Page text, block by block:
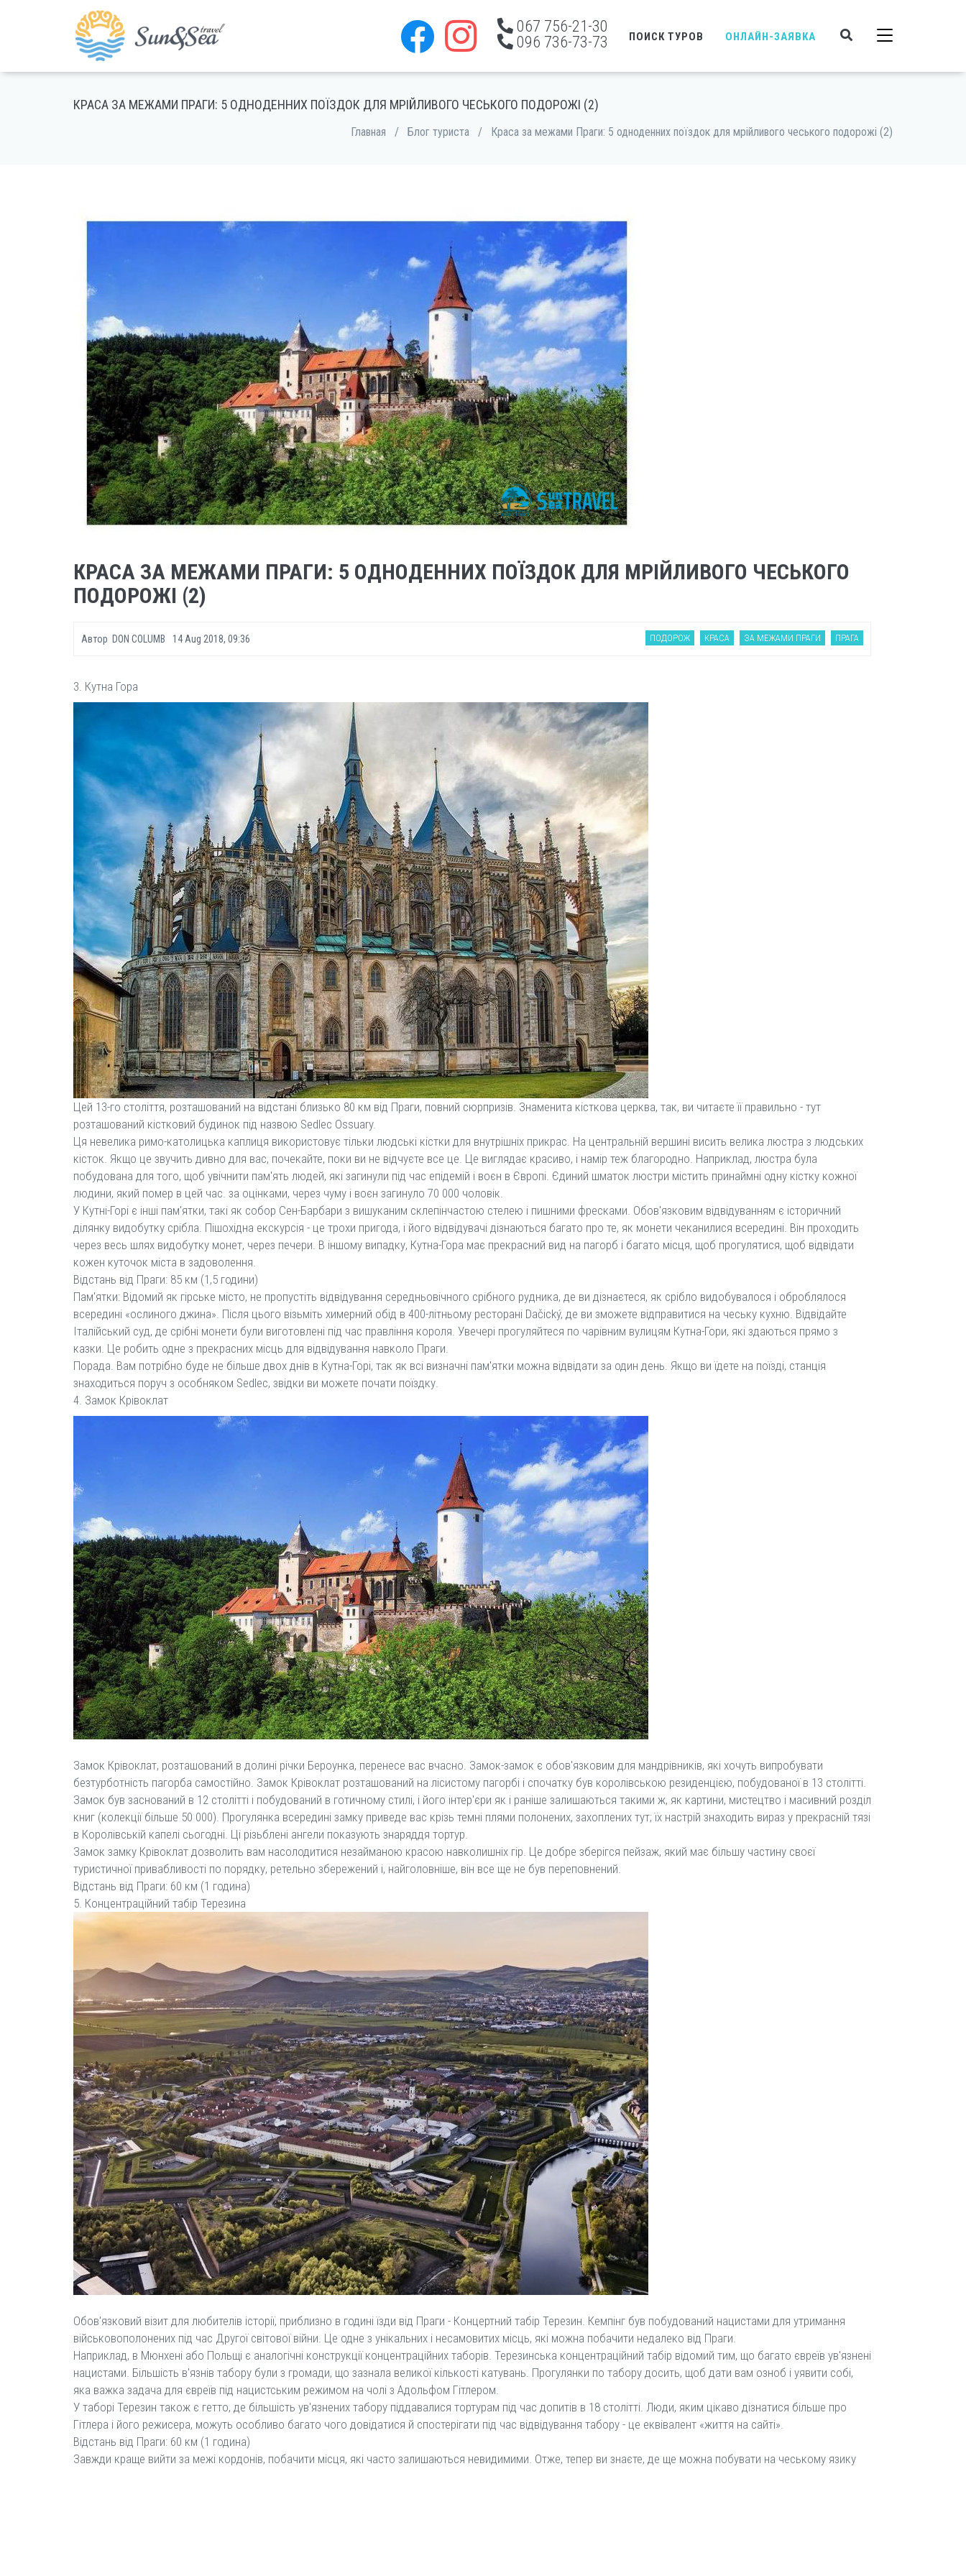
067 756-21-30
096 736-73-73
ПОИСК ТУРОВ ОНЛАЙН-ЗАЯВКА
КРАСА ЗА МЕЖАМИ ПРАГИ: 5 ОДНОДЕННИХ ПОЇЗДОК ДЛЯ МРІЙЛИВОГО ЧЕСЬКОГО ПОДОРОЖІ (2)
Главная / Блог туриста / Краса за межами Праги: 5 одноденних поїздок для мрійливого чеського подорожі (2)
КРАСА ЗА МЕЖАМИ ПРАГИ: 5 ОДНОДЕННИХ ПОЇЗДОК ДЛЯ МРІЙЛИВОГО ЧЕСЬКОГО
ПОДОРОЖІ (2)
Автор DON COLUMB 14 Aug 2018, 09:36 ПОДОРОЖ КРАСА ЗА МЕЖАМИ ПРАГИ ПРАГА
3. Кутна Гора
Цей 13-го століття, розташований на відстані близько 80 км від Праги, повний сюрпризів. Знаменита кісткова церква, так, ви читаєте її правильно - тут
розташований кістковий будинок під назвою Sedlec Ossuary.
Ця невелика римо-католицька каплиця використовує тільки людські кістки для внутрішніх прикрас. На центральній вершині висить велика люстра з людських
кісток. Якщо це звучить дивно для вас, почекайте, поки ви не відчуєте все це. Це виглядає красиво, і намір теж благородно. Наприклад, люстра була
побудована для того, щоб увічнити пам'ять людей, які загинули під час епідемій і воєн в Європі. Єдиний шматок люстри містить принаймні одну кістку кожної
людини, який помер в цей час. за оцінками, через чуму і воєн загинуло 70 000 чоловік.
У Кутні-Горі є інші пам'ятки, такі як собор Сен-Барбари з вишуканим склепінчастою стелею і пишними фресками. Обов'язковим відвідуванням є історичний
ділянку видобутку срібла. Пішохідна екскурсія - це трохи пригода, і його відвідувачі дізнаються багато про те, як монети чеканилися всередині. Він проходить
через весь шлях видобутку монет, через печери. В іншому випадку, Кутна-Гора має прекрасний вид на пагорб і багато місця, щоб прогулятися, щоб відвідати
кожен куточок міста в задоволення.
Відстань від Праги: 85 км (1,5 години)
Пам'ятки: Відомий як гірське місто, не пропустіть відвідування середньовічного срібного рудника, де ви дізнаєтеся, як срібло видобувалося і оброблялося
всередині «ослиного джина». Після цього візьміть химерний обід в 400-літньому ресторані Dačický, де ви зможете відправитися на чеську кухню. Відвідайте
Італійський суд, де срібні монети були виготовлені під час правління короля. Увечері прогуляйтеся по чарівним вулицям Кутна-Гори, які здаються прямо з
казки. Це робить одне з прекрасних місць для відвідування навколо Праги.
Порада. Вам потрібно буде не більше двох днів в Кутна-Горі, так як всі визначні пам'ятки можна відвідати за один день. Якщо ви їдете на поїзді, станція
знаходиться поруч з особняком Sedlec, звідки ви можете почати поїздку.
4. Замок Крівоклат
Замок Крівоклат, розташований в долині річки Бероунка, перенесе вас вчасно. Замок-замок є обов'язковим для мандрівників, які хочуть випробувати
безтурботність пагорба самостійно. Замок Крівоклат розташований на лісистому пагорбі і спочатку був королівською резиденцією, побудованої в 13 столітті.
Замок був заснований в 12 столітті і побудований в готичному стилі, і його інтер'єри як і раніше залишаються такими ж, як картини, мистецтво і масивний розділ
книг (колекції більше 50 000). Прогулянка всередині замку приведе вас крізь темні плями полонених, захоплених тут; їх настрій знаходить вираз у прекрасній тязі
в Королівській капелі сьогодні. Ці різьблені ангели показують знаряддя тортур.
Замок замку Крівоклат дозволить вам насолодитися незайманою красою навколишніх гір. Це добре зберігся пейзаж, який має більшу частину своєї
туристичної привабливості по порядку, ретельно збережений і, найголовніше, він все ще не був переповнений.
Відстань від Праги: 60 км (1 година)
5. Концентраційний табір Терезина
Обов'язковий візит для любителів історії, приблизно в годині їзди від Праги - Концертний табір Терезин. Кемпінг був побудований нацистами для утримання
військовополонених під час Другої світової війни. Це одне з унікальних і несамовитих місць, які можна побачити недалеко від Праги.
Наприклад, в Мюнхені або Польщі є аналогічні конструкції концентраційних таборів. Терезинська концентраційний табір відомий тим, що багато євреїв ув'язнені
нацистами. Більшість в'язнів табору були з громади, що зазнала великої кількості катувань. Прогулянки по табору досить, щоб дати вам озноб і уявити собі,
яка важка задача для євреїв під нацистським режимом на чолі з Адольфом Гітлером.
У таборі Терезин також є гетто, де більшість ув'язнених табору піддавалися тортурам під час допитів в 18 столітті. Люди, яким цікаво дізнатися більше про
Гітлера і його режисера, можуть особливо багато чого довідатися й спостерігати під час відвідування табору - це еквівалент «життя на сайті».
Відстань від Праги: 60 км (1 година)
Завжди краще вийти за межі кордонів, побачити місця, які часто залишаються невидимими. Отже, тепер ви знаєте, де ще можна побувати на чеському язику